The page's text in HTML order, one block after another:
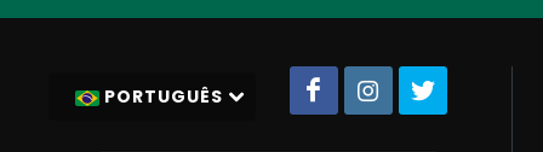
PORTUGUÊS